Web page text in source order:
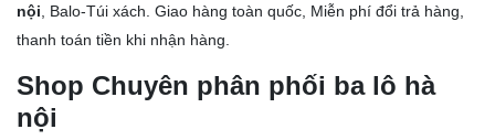
hiệu TN Bags & Xbags:
[Hỗ trợ in Logo/thông tin khách hàng lên Sản phẩm chỉ từ
+ May Balo–Túi xách–Đồng phục theo yêu cầu:
nội , Balo-Túi xách. Giao hàng toàn quốc, Miễn phí đổi trả hàng,
thanh toán tiền khi nhận hàng.
Shop Chuyên phân phối ba lô hà
nội